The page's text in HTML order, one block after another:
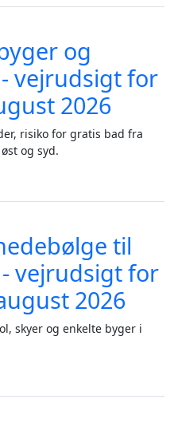
og
vejrudsigt for
2026
risiko for gratis bad fra
og syd.
og tropenat i vente -
til
vejrudsigt for
2026
skyer og enkelte byger i
til torden og blæst -